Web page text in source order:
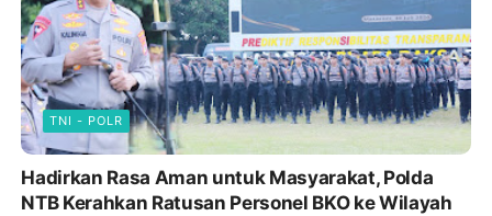
TNI - POLR
Hadirkan Rasa Aman untuk Masyarakat, Polda
NTB Kerahkan Ratusan Personel BKO ke Wilayah